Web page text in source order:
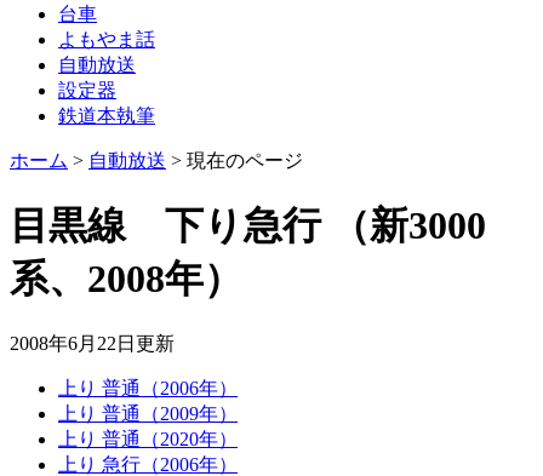
台車
よもやま話
自動放送
設定器
鉄道本執筆
ホーム > 自動放送 > 現在のページ
目黒線 下り急行
（新3000
系、2008年）
2008年6月22日 更新
上り 普通（2006年）
上り 普通（2009年）
上り 普通（2020年）
上り 急行（2006年）